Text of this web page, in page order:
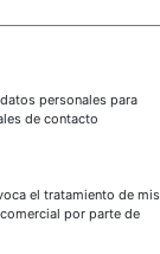
personales para
de contacto
el tratamiento de mis
por parte de